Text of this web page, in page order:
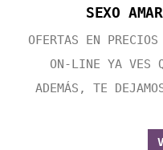
SEXO
OFERTAS EN PRECIOS
ON-LINE YA VES
ADEMÁS, TE